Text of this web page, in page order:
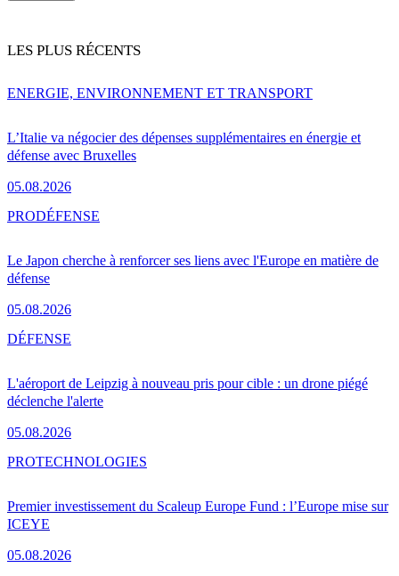
LES PLUS RÉCENTS
L’Italie va négocier des dépenses supplémentaires en énergie et
défense avec Bruxelles
05.08.2026
ENERGIE, ENVIRONNEMENT ET TRANSPORT
Le Japon cherche à renforcer ses liens avec l'Europe en matière de
défense
05.08.2026
PRODÉFENSE
L'aéroport de Leipzig à nouveau pris pour cible : un drone piégé
déclenche l'alerte
05.08.2026
DÉFENSE
Premier investissement du Scaleup Europe Fund : l’Europe mise sur
ICEYE
05.08.2026
PROTECHNOLOGIES